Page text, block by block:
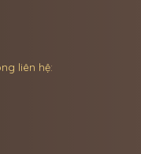
liên hệ: